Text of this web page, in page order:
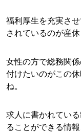
福利厚生を充実さ
されているのが産休
女性の方で総務関
付けたいのがこの
ね。
求人に書かれてい
ることができる情